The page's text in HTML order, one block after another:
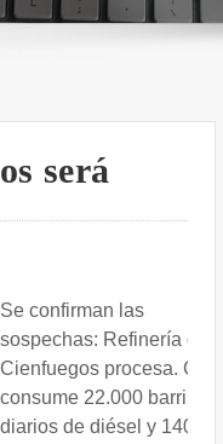
será
Se confirman las
sospechas: Refinería de
Cienfuegos procesa. Cuba
consume 22.000 barriles
diarios de diésel y 140.000